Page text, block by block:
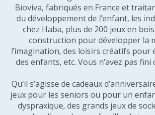
Bioviva, fabriqués en France et
du développement de l’enfant, les
chez Haba, plus de 200 jeux en
construction pour développer la
l’imagination, des loisirs créatifs pour
des enfants, etc. Vous n’avez pas fini
Qu’il s’agisse de cadeaux
jeux pour les seniors ou pour un
dyspraxique, des grands jeux de